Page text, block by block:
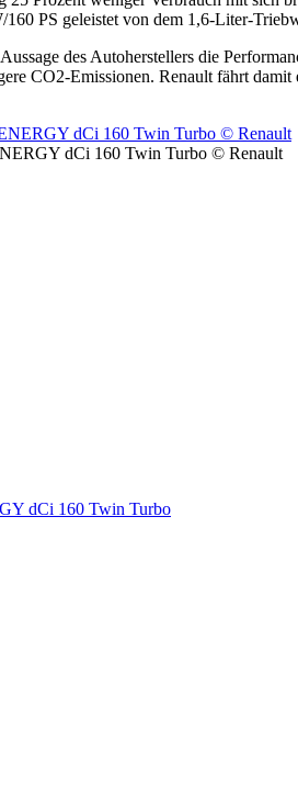
PS geleistet von dem 1,6-Liter-
des Autoherstellers die
CO2-Emissionen. Renault fährt
dCi 160 Twin Turbo © Renault
dCi 160 Twin Turbo